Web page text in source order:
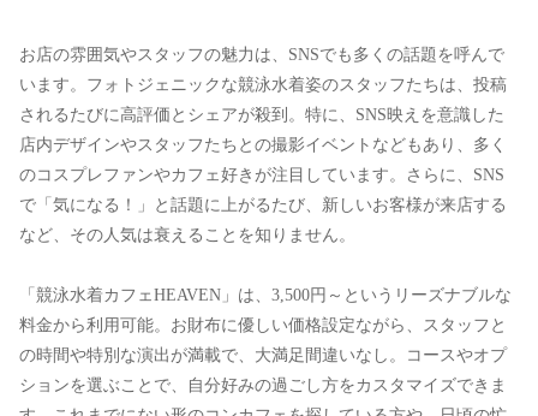
お店の雰囲気やスタッフの魅力は、SNSでも多くの話題を呼んで
います。フォトジェニックな競泳水着姿のスタッフたちは、投稿
されるたびに高評価とシェアが殺到。特に、SNS映えを意識した
店内デザインやスタッフたちとの撮影イベントなどもあり、多く
のコスプレファンやカフェ好きが注目しています。さらに、SNS
で「気になる！」と話題に上がるたび、新しいお客様が来店する
など、その人気は衰えることを知りません。
「競泳水着カフェHEAVEN」は、3,500円～というリーズナブルな
料金から利用可能。お財布に優しい価格設定ながら、スタッフと
の時間や特別な演出が満載で、大満足間違いなし。コースやオプ
ションを選ぶことで、自分好みの過ごし方をカスタマイズできま